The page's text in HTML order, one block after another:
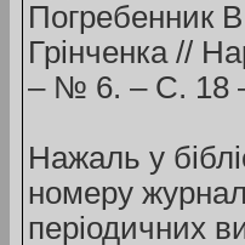
Погребенник
Грінченка //
– № 6. – С. 18
Нажаль у
номеру
періодичних